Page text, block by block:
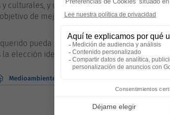
culturales, y una alimentación equilibrada
de mejorar la calidad de vida de los
pueda recibir el cuidado y la atención
elección ideal.
Medioambiente